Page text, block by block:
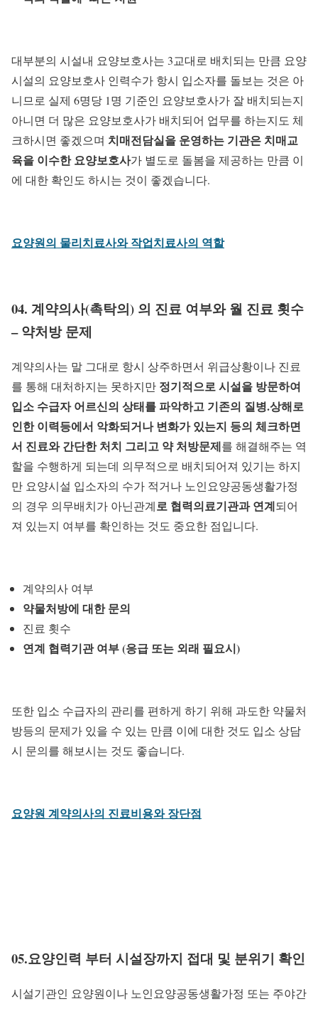
대부분의 시설내 요양보호사는 3교대로 배치되는 만큼 요양
시설의 요양보호사 인력수가 항시 입소자를 돌보는 것은 아
니므로 실제 6명당 1명 기준인 요양보호사가 잘 배치되는지
아니면 더 많은 요양보호사가 배치되어 업무를 하는지도 체
크하시면 좋겠으며 치매전담실을 운영하는 기관은 치매교
육을 이수한 요양보호사가 별도로 돌봄을 제공하는 만큼 이
에 대한 확인도 하시는 것이 좋겠습니다.
요양원의 물리치료사와 작업치료사의 역할
04. 계약의사(촉탁의) 의 진료 여부와 월 진료 횟수
– 약처방 문제
계약의사는 말 그대로 항시 상주하면서 위급상황이나 진료
를 통해 대처하지는 못하지만 정기적으로 시설을 방문하여
입소 수급자 어르신의 상태를 파악하고 기존의 질병.상해로
인한 이력등에서 악화되거나 변화가 있는지 등의 체크하면
서 진료와 간단한 처치 그리고 약 처방문제를 해결해주는 역
할을 수행하게 되는데 의무적으로 배치되어져 있기는 하지
만 요양시설 입소자의 수가 적거나 노인요양공동생활가정
의 경우 의무배치가 아닌관계로 협력의료기관과 연계되어
져 있는지 여부를 확인하는 것도 중요한 점입니다.
계약의사 여부
약물처방에 대한 문의
진료 횟수
연계 협력기관 여부 (응급 또는 외래 필요시)
또한 입소 수급자의 관리를 편하게 하기 위해 과도한 약물처
방등의 문제가 있을 수 있는 만큼 이에 대한 것도 입소 상담
시 문의를 해보시는 것도 좋습니다.
요양원 계약의사의 진료비용와 장단점
05.요양인력 부터 시설장까지 접대 및 분위기 확인
시설기관인 요양원이나 노인요양공동생활가정 또는 주야간